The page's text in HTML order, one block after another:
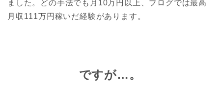
ました。どの手法でも月10万円以上、ブログでは最高
月収111万円稼いだ経験があります。
ですが…。